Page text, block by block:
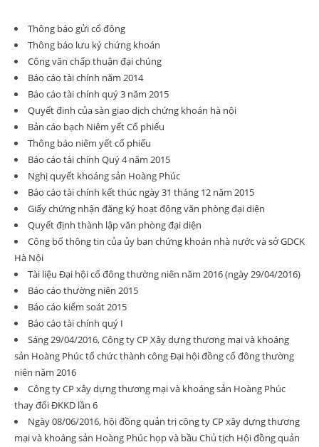
Thông báo gửi cổ đông
Thông báo lưu ký chứng khoán
Công văn chấp thuận đại chúng
Báo cáo tài chính năm 2014
Báo cáo tài chính quý 3 năm 2015
Quyết đinh của sàn giao dịch chứng khoán hà nội
Bản cáo bạch Niêm yết Cổ phiếu
Thông báo niêm yết cổ phiếu
Báo cáo tài chính Quý 4 năm 2015
Nghị quyết khoáng sản Hoàng Phúc
Báo cáo tài chính kết thúc ngày 31 tháng 12 năm 2015
Giấy chứng nhận đăng ký hoạt động văn phòng đại diện
Quyết định thành lập văn phòng đại diện
Công bố thông tin của ủy ban chứng khoán nhà nước và sở GDCK
Hà Nội
Tài liệu Đại hội cổ đông thường niên năm 2016 (ngày 29/04/2016)
Báo cáo thường niên 2015
Báo cáo kiểm soát 2015
Báo cáo tài chính quý I
Sáng 29/04/2016, Công ty CP Xây dựng thương mại và khoáng
sản Hoàng Phúc tổ chức thành công Đại hội đồng cổ đông thường
niên năm 2016
Công ty CP xây dựng thương mại và khoáng sản Hoàng Phúc
thay đổi ĐKKD lần 6
Ngày 08/06/2016, hội đồng quản trị công ty CP xây dựng thương
mại và khoáng sản Hoàng Phúc họp và bầu Chủ tịch Hội đồng quản